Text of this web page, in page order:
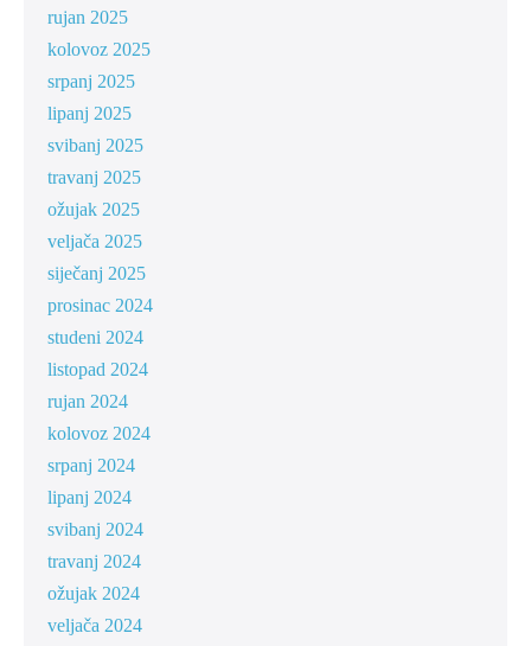
rujan 2025
kolovoz 2025
srpanj 2025
lipanj 2025
svibanj 2025
travanj 2025
ožujak 2025
veljača 2025
siječanj 2025
prosinac 2024
studeni 2024
listopad 2024
rujan 2024
kolovoz 2024
srpanj 2024
lipanj 2024
svibanj 2024
travanj 2024
ožujak 2024
veljača 2024